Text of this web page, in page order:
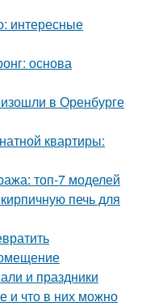
интересные
основа
в Оренбурге
квартиры:
топ-7 моделей
печь для
и праздники
и что в них можно